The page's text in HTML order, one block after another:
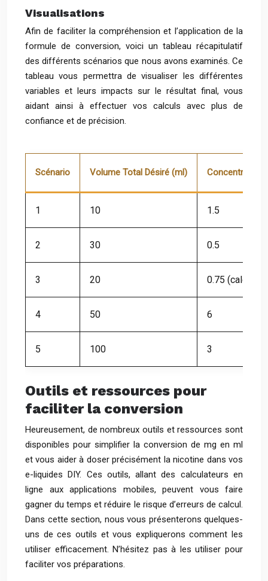
Visualisations
Afin de faciliter la compréhension et l’application de la
formule de conversion, voici un tableau récapitulatif
des différents scénarios que nous avons examinés. Ce
tableau vous permettra de visualiser les différentes
variables et leurs impacts sur le résultat final, vous
aidant ainsi à effectuer vos calculs avec plus de
confiance et de précision.
Scénario Volume Total Désiré (ml) Concentration
1 10 1.5
2 30 0.5
3 20 0.75 (calculé)
4 50 6
5 100 3
Outils et ressources pour
faciliter la conversion
Heureusement, de nombreux outils et ressources sont
disponibles pour simplifier la conversion de mg en ml
et vous aider à doser précisément la nicotine dans vos
e-liquides DIY. Ces outils, allant des calculateurs en
ligne aux applications mobiles, peuvent vous faire
gagner du temps et réduire le risque d’erreurs de calcul.
Dans cette section, nous vous présenterons quelques-
uns de ces outils et vous expliquerons comment les
utiliser efficacement. N’hésitez pas à les utiliser pour
faciliter vos préparations.